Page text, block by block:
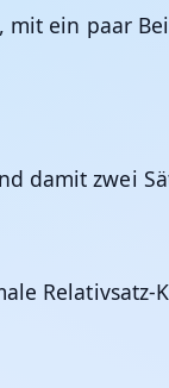
ein paar
damit zwei
Relativsatz-